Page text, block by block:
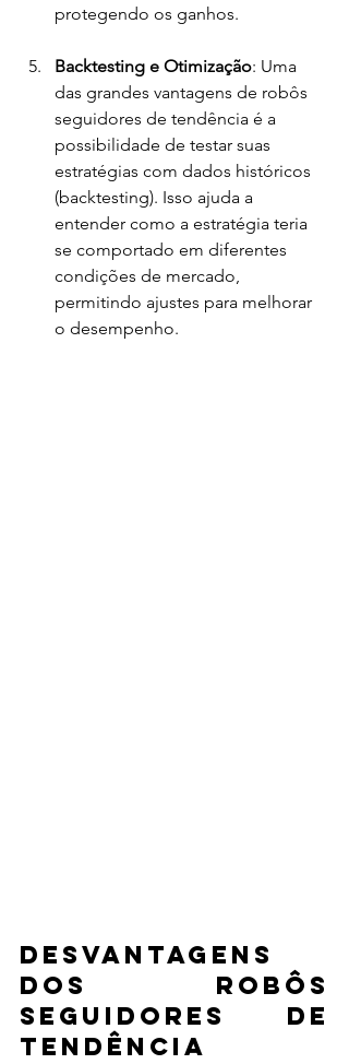
protegendo os ganhos.
Backtesting e Otimização: Uma
das grandes vantagens de robôs
seguidores de tendência é a
possibilidade de testar suas
estratégias com dados históricos
(backtesting). Isso ajuda a
entender como a estratégia teria
se comportado em diferentes
condições de mercado,
permitindo ajustes para melhorar
o desempenho.
Desvantagens
dos Robôs
Seguidores de
Tendência